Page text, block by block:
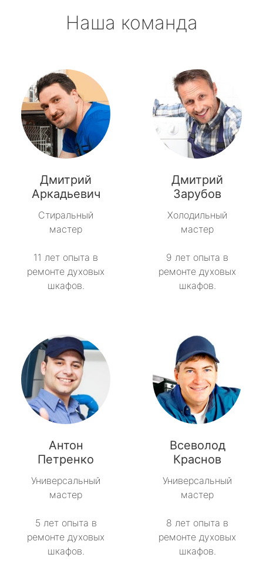
Наша команда
Дмитрий
Аркадьевич
Стиральный
мастер
11 лет опыта в
ремонте духовых
шкафов.
Дмитрий
Зарубов
Холодильный
мастер
9 лет опыта в
ремонте духовых
шкафов.
Антон
Петренко
Универсальный
мастер
5 лет опыта в
ремонте духовых
шкафов.
Всеволод
Краснов
Универсальный
мастер
8 лет опыта в
ремонте духовых
шкафов.